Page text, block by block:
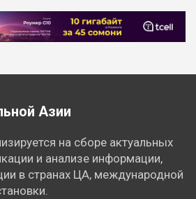
Азии
на сборе актуальных
и анализе информации,
в странах ЦА, международной